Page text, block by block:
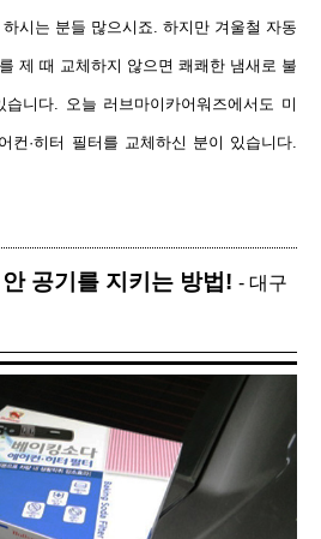
시는 분들 많으시죠. 하지만 겨울철 자동
제 때 교체하지 않으면 쾌쾌한 냄새로 불
니다. 오늘 러브마이카어워즈에서도 미
컨·히터 필터를 교체하신 분이 있습니다.
공기를 지키는 방법! - 대구